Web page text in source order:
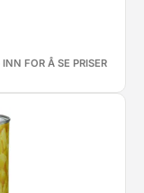
INN FOR Å SE PRISER